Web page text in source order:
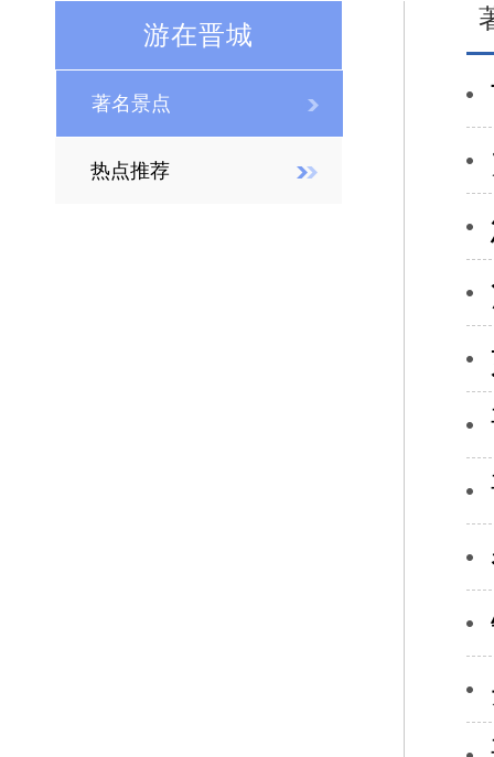
游在晋城
著名景点
热点推荐